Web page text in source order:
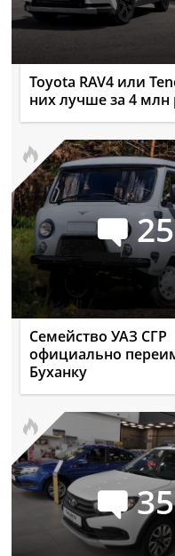
Toyota RAV4 или
них лучше за 4 млн
Семейство УАЗ СГР
официально
Буханку